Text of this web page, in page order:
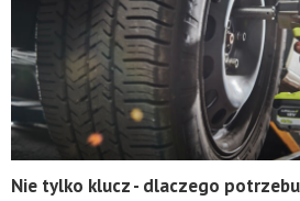
Nie tylko klucz - dlaczego